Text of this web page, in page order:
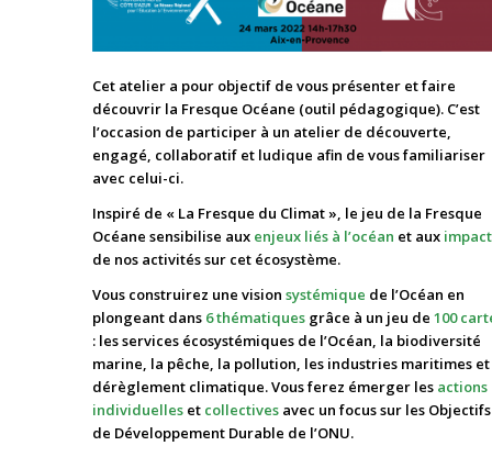
Cet atelier a pour objectif de vous présenter et faire
découvrir la Fresque Océane (outil pédagogique). C’est
l’occasion de participer à un atelier de découverte,
engagé, collaboratif et ludique afin de vous familiariser
avec celui-ci.
Inspiré de « La Fresque du Climat », le jeu de la Fresque
Océane sensibilise aux enjeux liés à l’océan et aux
de nos activités sur cet écosystème.
Vous construirez une vision systémique de l’Océan en
plongeant dans 6 thématiquesgrâce à un jeu de 100
: les services écosystémiques de l’Océan, la biodiversité
marine, la pêche, la pollution, les industries maritimes
dérèglement climatique. Vous ferez émerger les actions
individuelleset collectivesavec un focus sur les Objectifs
de Développement Durable de l’ONU.